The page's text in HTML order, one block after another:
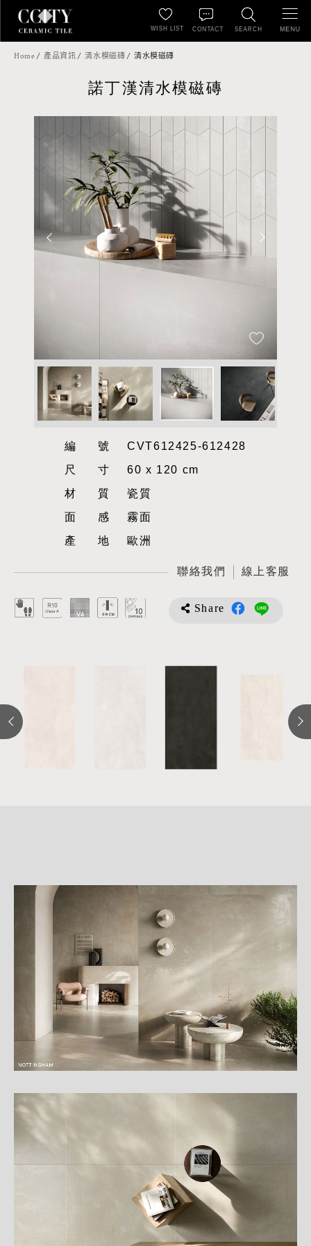
SEARCH
WISH LIST CONTACT MENU
Home 產品資訊 清水模磁磚 清水模磁磚
諾丁漢清水模磁磚
編號CVT612425-612428
尺寸60 x 120 cm
材質瓷質
面感霧面
產地歐洲
聯絡我們 線上客服
Share